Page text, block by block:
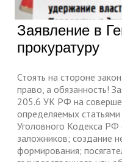
Заявление в
прокуратуру
Стоять на стороне
право, а обязанность!
205.6 УК РФ на
определяемых
Уголовного Кодекса РФ
заложников; создание
формирования;